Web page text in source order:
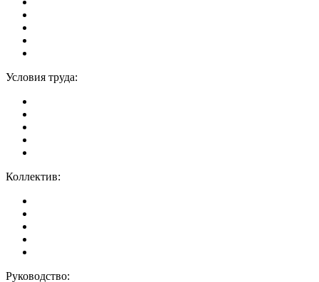
Условия труда:
Коллектив:
Руководство: